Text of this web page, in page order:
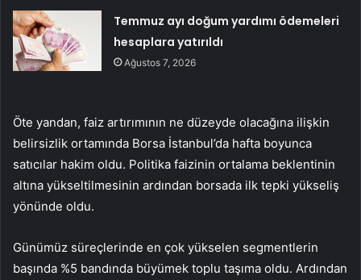
Temmuz ayı doğum yardımı ödemeleri
hesaplara yatırıldı
Ağustos 7, 2026
Öte yandan, faiz artırımının ne düzeyde olacağına ilişkin
belirsizlik ortamında Borsa İstanbul’da hafta boyunca
satıcılar hakim oldu. Politika faizinin ortalama beklentinin
altına yükseltilmesinin ardından borsada ilk tepki yükseliş
yönünde oldu.
Günümüz süreçlerinde en çok yükselen segmentlerin
başında %5 bandında büyümek toplu taşıma oldu. Ardından